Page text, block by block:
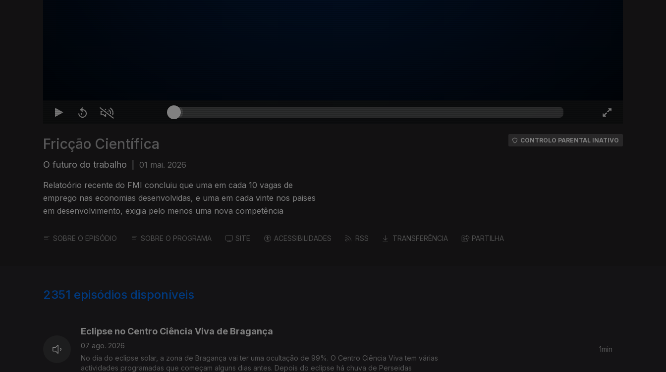
Fricção Científica
O futuro do trabalho 01 mai. 2026
Relatoório recente do FMI concluiu que uma em cada 10 vagas de
emprego nas economias desenvolvidas, e uma em cada vinte nos paises
em desenvolvimento, exigia pelo menos uma nova competência
CONTROLO PARENTAL INATIVO
SOBRE O EPISÓDIO SOBRE O PROGRAMA SITE ACESSIBILIDADES RSS TRANSFERÊNCIA PARTILHA
2351 episódios disponíveis
Eclipse no Centro Ciência Viva de Bragança
07 ago. 2026
No dia do eclipse solar, a zona de Bragança vai ter uma ocultação de 99%. O Centro Ciência Viva tem várias
actividades programadas que começam alguns dias antes. Depois do eclipse há chuva de Perseidas
1min